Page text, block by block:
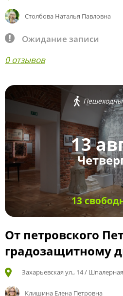
Столбова Наталья Павловна
Ожидание записи
0 отзывов
13
13
От петровского
градозащитному
Захарьевская ул., 14 /
Клишина Елена Петровна